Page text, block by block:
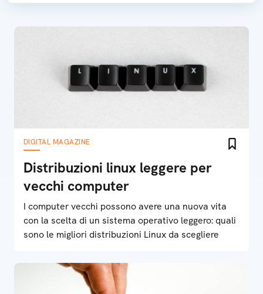
c’è da sapere
DIGITAL MAGAZINE
Distribuzioni linux leggere per
vecchi computer
I computer vecchi possono avere una nuova vita
con la scelta di un sistema operativo leggero: quali
sono le migliori distribuzioni Linux da scegliere